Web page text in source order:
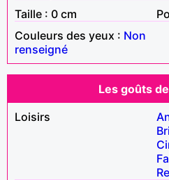
Taille : 0 cm
Couleurs des yeux : Non
renseigné
Les goûts
Loisirs